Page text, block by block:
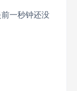
一秒钟还没